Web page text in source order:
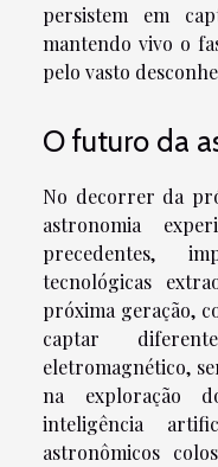
persistem em
mantendo vivo o
pelo vasto
O futuro da
No decorrer da
astronomia
precedentes,
tecnológicas
próxima geração,
captar
eletromagnético,
na exploração
inteligência
astronômicos